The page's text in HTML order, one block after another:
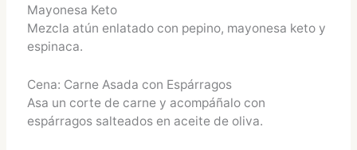
Mayonesa Keto
Mezcla atún enlatado con pepino, mayonesa keto y
espinaca.
Cena: Carne Asada con Espárragos
Asa un corte de carne y acompáñalo con
espárragos salteados en aceite de oliva.